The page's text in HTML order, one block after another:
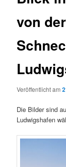
von der
Veröffentlicht am
Die Bilder sind
Ludwigshafen